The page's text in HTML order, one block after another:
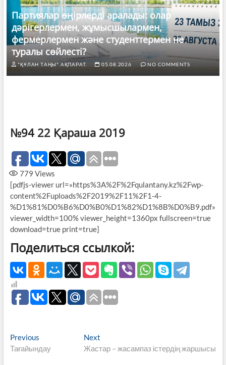
Партиялар өңірлерді аралады: олар
дәрігерлермен, жұмысшылармен,
фермерлермен және студенттермен не
туралы сөйлесті?
"ҚҰЛАН ТАҢЫ" АҚПАРАТ. 05.08.2026 NO COMMENTS
№94 22 Қараша 2019
779 Views
[pdfjs-viewer url=»https%3A%2F%2Fqulantany.kz%2Fwp-
content%2Fuploads%2F2019%2F11%2F1-4-
%D1%81%D0%B6%D0%B0%D1%82%D1%8B%D0%B9.pdf»
viewer_width=100% viewer_height=1360px fullscreen=true
download=true print=true]
Поделиться ссылкой:
Навигация
по
PreviousPrevious
post:
Тағайындау
Next
post:
Жастар – жасампаз істердің жаршысы